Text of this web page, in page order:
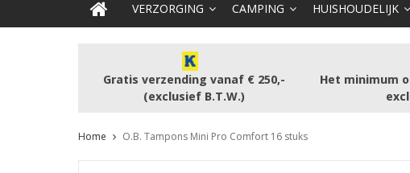
VERZORGING CAMPING HUISHOUDELIJK
Gratis verzending vanaf € 250,-
(exclusief B.T.W.)
Het minimum
Home O.B. Tampons Mini Pro Comfort 16 stuks